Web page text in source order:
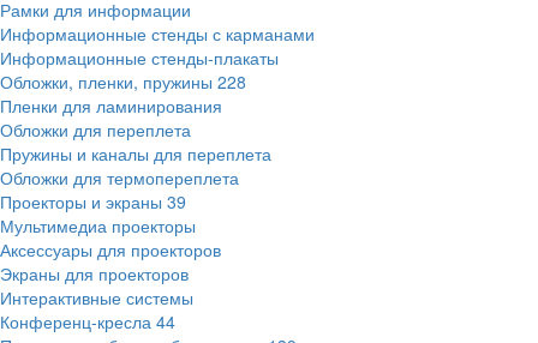
Рамки для информации
Информационные стенды с карманами
Информационные стенды-плакаты
Обложки, пленки, пружины 228
Пленки для ламинирования
Обложки для переплета
Пружины и каналы для переплета
Обложки для термопереплета
Проекторы и экраны 39
Мультимедиа проекторы
Аксессуары для проекторов
Экраны для проекторов
Интерактивные системы
Конференц-кресла 44